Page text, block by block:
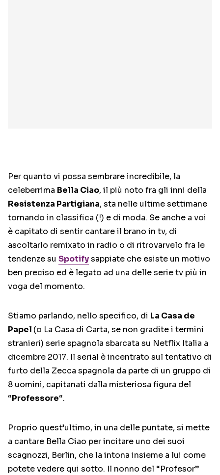
Per quanto vi possa sembrare incredibile, la
celeberrima Bella Ciao, il più noto fra gli inni della
Resistenza Partigiana, sta nelle ultime settimane
tornando in classifica (!) e di moda. Se anche a voi
è capitato di sentir cantare il brano in tv, di
ascoltarlo remixato in radio o di ritrovarvelo fra le
tendenze su Spotifysappiate che esiste un motivo
ben preciso ed è legato ad una delle serie tv più in
voga del momento.
Stiamo parlando, nello specifico, di La Casa de
Papel (o La Casa di Carta, se non gradite i termini
stranieri) serie spagnola sbarcata su Netflix Italia a
dicembre 2017. Il serial è incentrato sul tentativo di
furto della Zecca spagnola da parte di un gruppo di
8 uomini, capitanati dalla misteriosa figura del
“Professore“.
Proprio quest’ultimo, in una delle puntate, si mette
a cantare Bella Ciao per incitare uno dei suoi
scagnozzi, Berlin, che la intona insieme a lui come
potete vedere qui sotto. Il nonno del “Profesor”